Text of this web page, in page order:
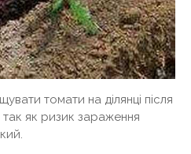
томати на ділянці після
так як ризик зараження